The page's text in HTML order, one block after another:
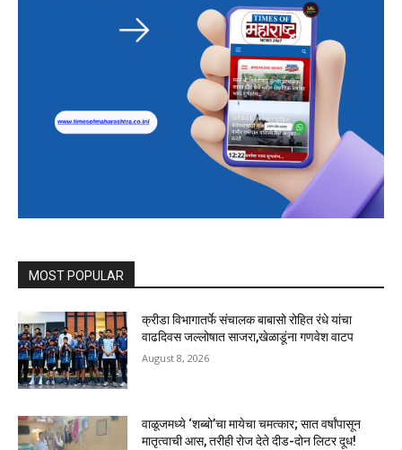
MOST POPULAR
क्रीडा विभागातर्फे संचालक बाबासो रोहित रंधे यांचा
वाढदिवस जल्लोषात साजरा,खेळाडूंना गणवेश वाटप
August 8, 2026
वाळूजमध्ये ‘शब्बो’चा मायेचा चमत्कार; सात वर्षांपासून
मातृत्वाची आस, तरीही रोज देते दीड-दोन लिटर दूध!